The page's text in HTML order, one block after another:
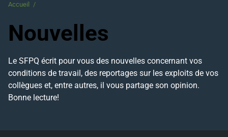
Accueil /
Nouvelles
Le SFPQ écrit pour vous des nouvelles concernant vos
conditions de travail, des reportages sur les exploits de vos
collègues et, entre autres, il vous partage son opinion.
Bonne lecture!